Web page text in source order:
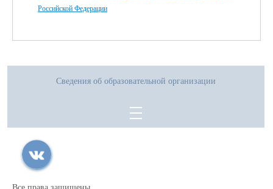
Российской Федерации
Сведения об образовательной организации